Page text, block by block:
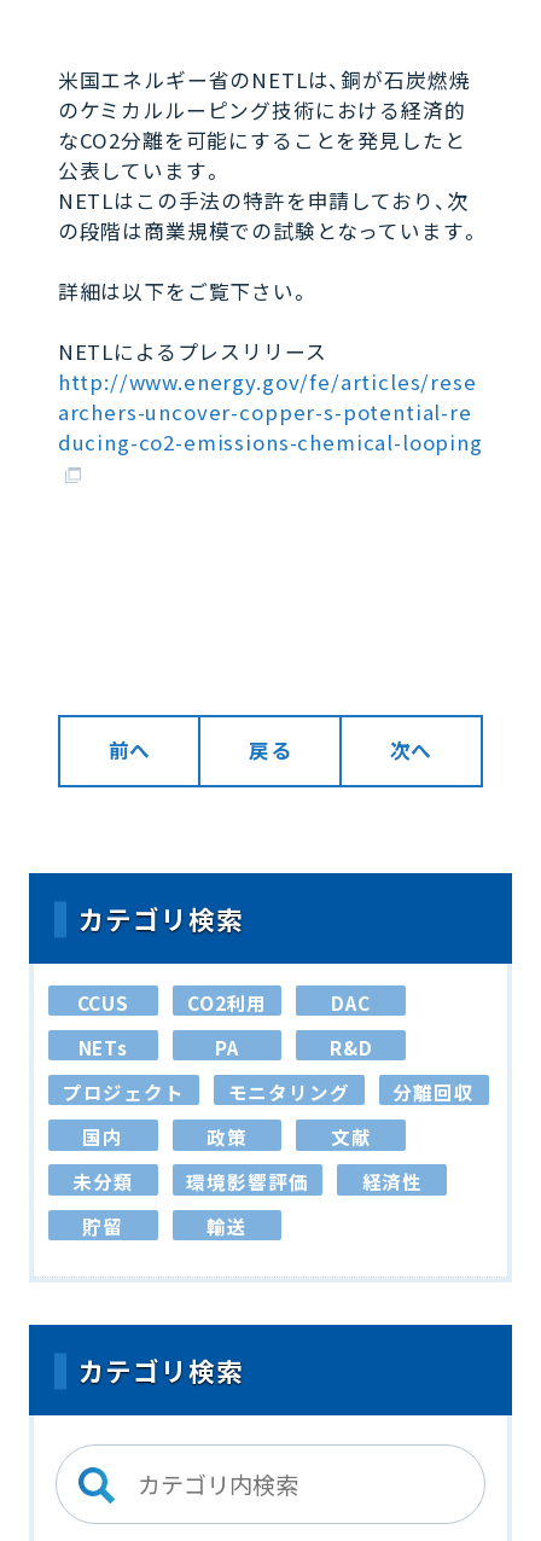
米国エネルギー省のNETLは、銅が石炭燃焼
のケミカルルーピング技術における経済的
なCO2分離を可能にすることを発見したと
公表しています。
NETLはこの手法の特許を申請しており、次
の段階は商業規模での試験となっています。
詳細は以下をご覧下さい。
NETLによるプレスリリース
http://www.energy.gov/fe/articles/rese
archers-uncover-copper-s-potential-re
ducing-co2-emissions-chemical-looping
前へ 戻る 次へ
カテゴリ検索
CCUS CO2利用
DAC
NETs
PA
R&D
プロジェクト
モニタリング
分離回収
国内
政策
文献
未分類
環境影響評価
経済性
貯留
輸送
カテゴリ検索